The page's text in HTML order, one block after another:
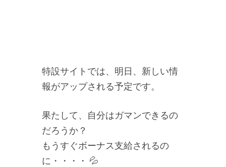
特設サイトでは、明日、新しい情
報がアップされる予定です。
果たして、自分はガマンできるの
だろうか？
もうすぐボーナス支給されるの
に・・・・ 💦